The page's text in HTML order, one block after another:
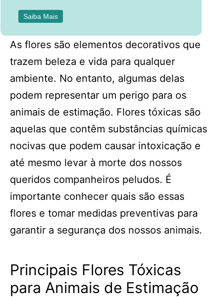
Saiba Mais
As flores são elementos decorativos que
trazem beleza e vida para qualquer
ambiente. No entanto, algumas delas
podem representar um perigo para os
animais de estimação. Flores tóxicas são
aquelas que contêm substâncias químicas
nocivas que podem causar intoxicação e
até mesmo levar à morte dos nossos
queridos companheiros peludos. É
importante conhecer quais são essas
flores e tomar medidas preventivas para
garantir a segurança dos nossos animais.
Principais Flores Tóxicas
para Animais de Estimação